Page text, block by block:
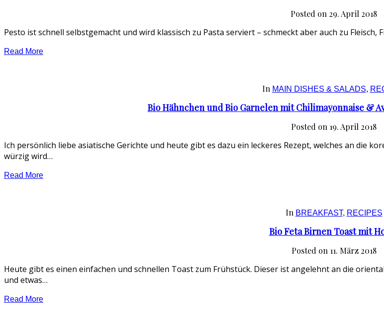
Posted on 29. April 2018
Pesto ist schnell selbstgemacht und wird klassisch zu Pasta serviert – schmeckt aber auch zu
Read More
In MAIN DISHES & SALADS,
Bio Hähnchen und Bio Garnelen mit Chilimayonnaise &
Posted on 19. April 2018
Ich persönlich liebe asiatische Gerichte und heute gibt es dazu ein leckeres Rezept, welches an die
würzig wird…
Read More
In BREAKFAST, RECIPES
Bio Feta Birnen Toast mit
Posted on 11. März 2018
Heute gibt es einen einfachen und schnellen Toast zum Frühstück. Dieser ist angelehnt an die
und etwas…
Read More